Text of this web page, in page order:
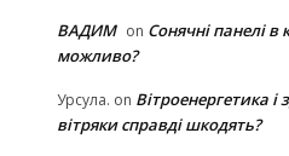
ВАДИМ on Сонячні панелі в
можливо?
Урсула. on Вітроенергетика
вітряки cправді шкодять?